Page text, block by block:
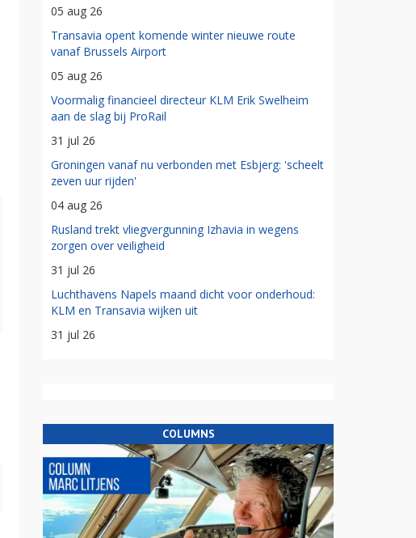
05 aug 26
Transavia opent komende winter nieuwe route
vanaf Brussels Airport
05 aug 26
Voormalig financieel directeur KLM Erik Swelheim
aan de slag bij ProRail
31 jul 26
Groningen vanaf nu verbonden met Esbjerg: 'scheelt
zeven uur rijden'
04 aug 26
Rusland trekt vliegvergunning Izhavia in wegens
zorgen over veiligheid
31 jul 26
Luchthavens Napels maand dicht voor onderhoud:
KLM en Transavia wijken uit
31 jul 26
COLUMNS